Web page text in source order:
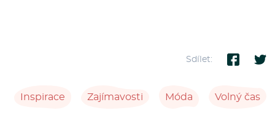
Sdílet:
Inspirace Zajímavosti Móda Volný čas